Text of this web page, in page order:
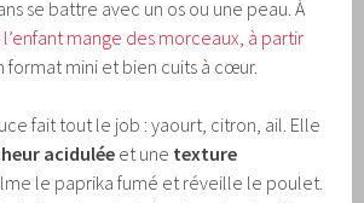
se battre avec un os ou une peau. À
l’enfant mange des morceaux, à partir
format mini et bien cuits à cœur.
fait tout le job : yaourt, citron, ail. Elle
acidulée et une texture
le paprika fumé et réveille le poulet.